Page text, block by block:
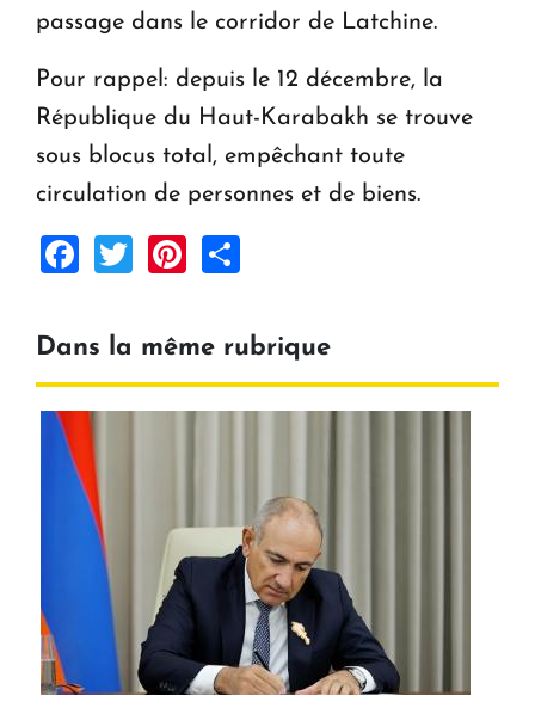
passage dans le corridor de Latchine.
Pour rappel: depuis le 12 décembre, la
République du Haut-Karabakh se trouve
sous blocus total, empêchant toute
circulation de personnes et de biens.
Facebook
TwitterPinterest
Dans la même rubrique